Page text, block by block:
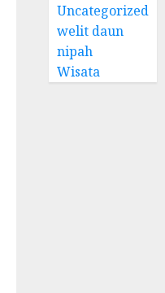
Uncategorized
welit daun
nipah
Wisata